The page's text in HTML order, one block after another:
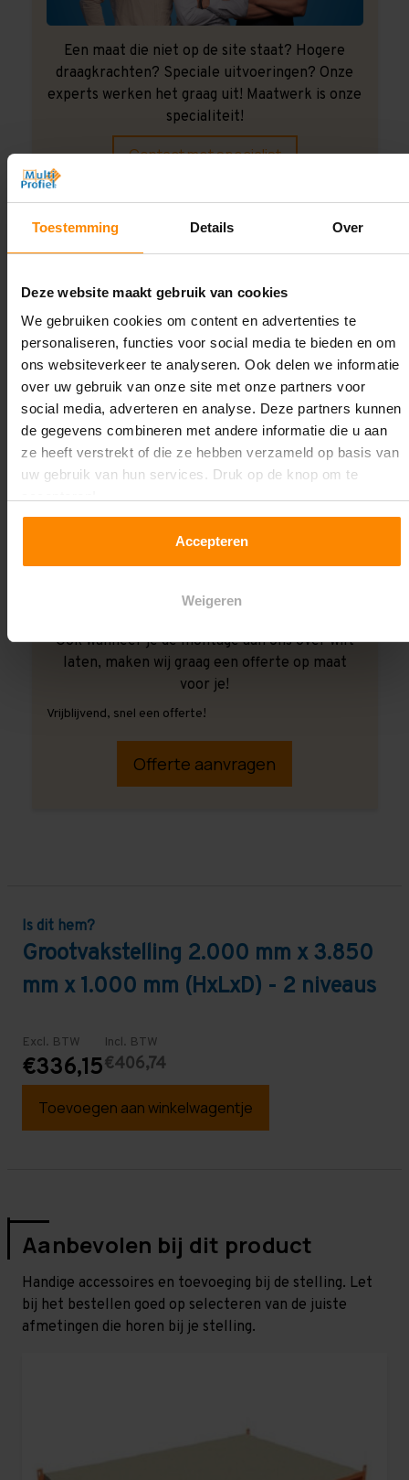
Toestemming Details Over
Deze website maakt gebruik van cookies
We gebruiken cookies om content en advertenties te
personaliseren, functies voor social media te bieden en om
ons websiteverkeer te analyseren. Ook delen we informatie
over uw gebruik van onze site met onze partners voor
social media, adverteren en analyse. Deze partners kunnen
de gegevens combineren met andere informatie die u aan
ze heeft verstrekt of die ze hebben verzameld op basis van
uw gebruik van hun services. Druk op de knop om te
Accepteren
Weigeren
Een maat die niet op de site staat? Hogere
draagkrachten? Speciale uitvoeringen? Onze
experts werken het graag uit! Maatwerk is onze
specialiteit!
Contact met specialist
Montage uitbesteden?
Ook wanneer je de montage aan ons over wilt
laten, maken wij graag een offerte op maat
voor je!
Vrijblijvend, snel een offerte!
Offerte aanvragen
Is dit hem?
Grootvakstelling 2.000 mm x 3.850
mm x 1.000 mm (HxLxD) - 2 niveaus
Excl. BTW
€336,15
Incl. BTW
€406,74
Toevoegen aan winkelwagentje
Aanbevolen bij dit product
Handige accessoires en toevoeging bij de stelling. Let
bij het bestellen goed op selecteren van de juiste
afmetingen die horen bij je stelling.